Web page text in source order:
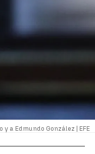
a Edmundo González | EFE